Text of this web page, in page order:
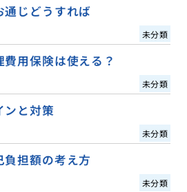
通じどうすれば
未分類
用保険は使える？
未分類
ンと対策
未分類
担額の考え方
未分類